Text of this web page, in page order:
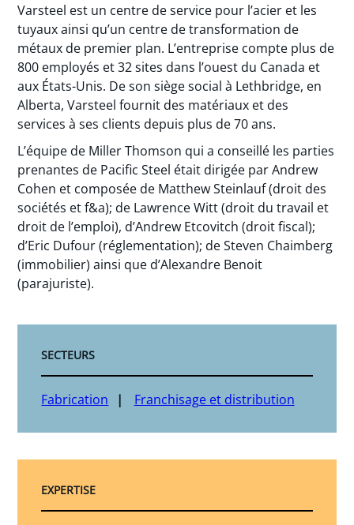
Varsteel est un centre de service pour l’acier et les
tuyaux ainsi qu’un centre de transformation de
métaux de premier plan. L’entreprise compte plus de
800 employés et 32 sites dans l’ouest du Canada et
aux États-Unis. De son siège social à Lethbridge, en
Alberta, Varsteel fournit des matériaux et des
services à ses clients depuis plus de 70 ans.
L’équipe de Miller Thomson qui a conseillé les parties
prenantes de Pacific Steel était dirigée par Andrew
Cohen et composée de Matthew Steinlauf (droit des
sociétés et f&a); de Lawrence Witt (droit du travail et
droit de l’emploi), d’Andrew Etcovitch (droit fiscal);
d’Eric Dufour (réglementation); de Steven Chaimberg
(immobilier) ainsi que d’Alexandre Benoit
(parajuriste).
SECTEURS
Fabrication Franchisage et distribution
EXPERTISE